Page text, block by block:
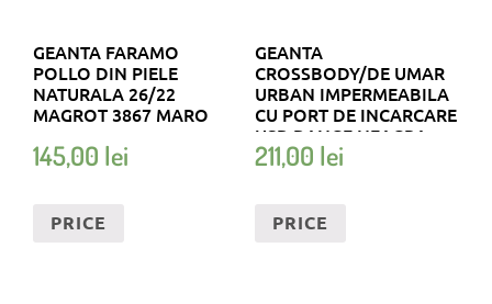
GEANTA FARAMO
POLLO DIN PIELE
NATURALA 26/22
MAGROT 3867 MARO
145,00 lei
PRICE
GEANTA
CROSSBODY/DE UMAR
URBAN IMPERMEABILA
CU PORT DE INCARCARE
USB BANGE NEAGRA
211,00 lei
PRICE